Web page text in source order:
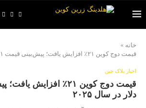
خانه »
قیمت دوج‌ کوین ۲۱٪ افزایش یافت؛ پیش‌بینی قیمت ۱ دلار در سال ۲۰۲۵
اخبار بلاک چین
دلار در سال ۲۰۲۵